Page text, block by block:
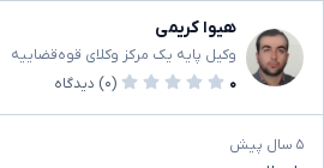
هیوا کریمی
وکیل پایه یک مرکز وکلای قوه‌قضاییه
۰
(۰) دیدگاه
۵ سال پیش